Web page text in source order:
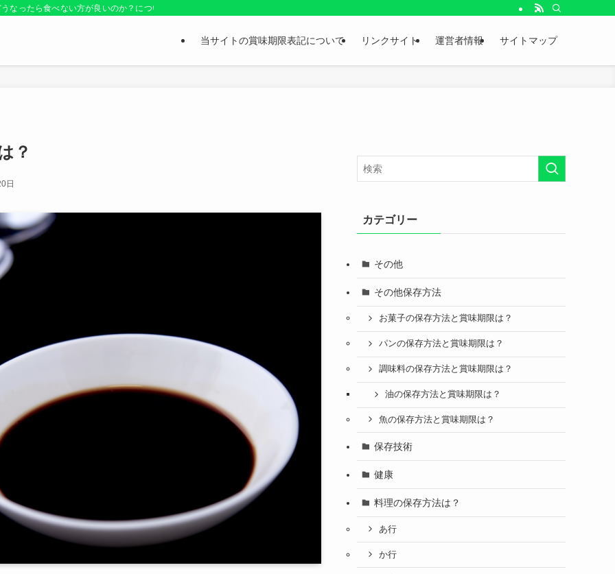
ったら食べない方が良いのか？についても紹介しているお役立ちサイトです。
当サイトの賞味期限表記について リンクサイト 運営者情報 サイトマップ
？
日
カテゴリー
その他
その他保存方法
お菓子の保存方法と賞味期限は？
パンの保存方法と賞味期限は？
調味料の保存方法と賞味期限は？
油の保存方法と賞味期限は？
魚の保存方法と賞味期限は？
保存技術
健康
料理の保存方法は？
あ行
か行